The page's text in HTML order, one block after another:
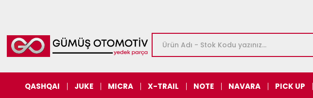
QASHQAI JUKE MICRA X-TRAIL NOTE NAVARA PICK UP